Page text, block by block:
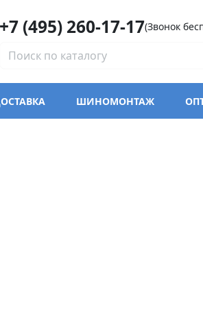
+7 (495) 260-17-17(Звонок
ШИНОМОНТАЖ
iLink L-Grip 55